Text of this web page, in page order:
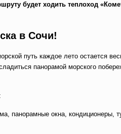
будет ходить теплоход
в Сочи!
путь каждое лето остается
панорамой морского
панорамные окна, кондиционеры,